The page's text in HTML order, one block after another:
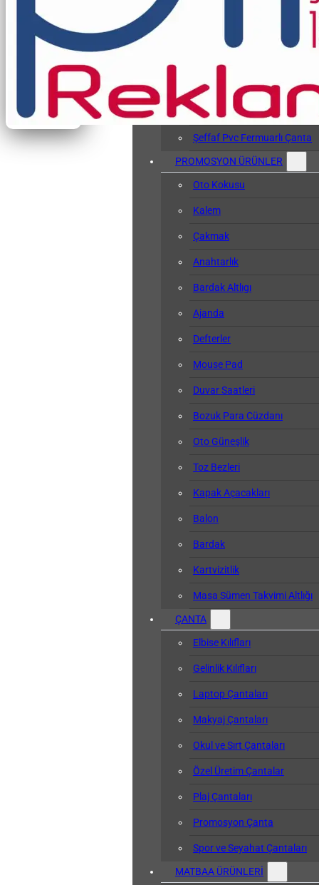
Hasta Bileklikleri
Pvc Sözlük Kabı
Şeffaf Pvc Kart Kılıfı
Şeffaf Pvc Fermuarlı Çanta
PROMOSYON ÜRÜNLER
Oto Kokusu
Kalem
Çakmak
Anahtarlık
Bardak Altlıgı
Ajanda
Defterler
Mouse Pad
Duvar Saatleri
Bozuk Para Cüzdanı
Oto Güneşlik
Toz Bezleri
Kapak Açacakları
Balon
Bardak
Kartvizitlik
Masa Sümen Takvimi Altlığı
ÇANTA
Elbise Kılıfları
Gelinlik Kılıfları
Laptop Çantaları
Makyaj Çantaları
Okul ve Sırt Çantaları
Özel Üretim Çantalar
Plaj Çantaları
Promosyon Çanta
Spor ve Seyahat Çantaları
MATBAA ÜRÜNLERİ